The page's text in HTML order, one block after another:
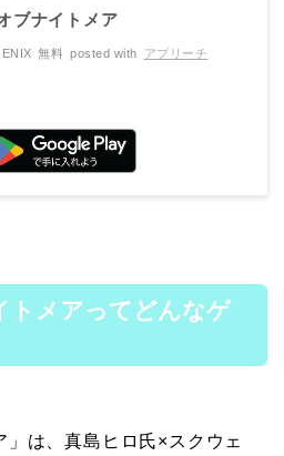
ブナイトメア
無料 posted with アプリーチ
トメアってどんなゲ
」は、真島ヒロ氏×スクウェ